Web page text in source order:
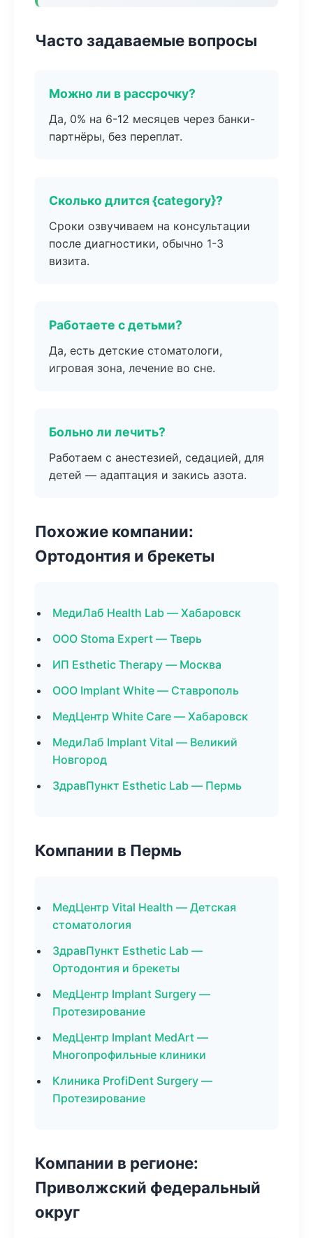
Часто задаваемые вопросы
Можно ли в рассрочку?
Да, 0% на 6-12 месяцев через банки-
партнёры, без переплат.
Сколько длится {category}?
Сроки озвучиваем на консультации
после диагностики, обычно 1-3
визита.
Работаете с детьми?
Да, есть детские стоматологи,
игровая зона, лечение во сне.
Больно ли лечить?
Работаем с анестезией, седацией, для
детей — адаптация и закись азота.
Похожие компании:
Ортодонтия и брекеты
МедиЛаб Health Lab — Хабаровск
ООО Stoma Expert — Тверь
ИП Esthetic Therapy — Москва
ООО Implant White — Ставрополь
МедЦентр White Care — Хабаровск
МедиЛаб Implant Vital — Великий
Новгород
ЗдравПункт Esthetic Lab — Пермь
Компании в Пермь
МедЦентр Vital Health — Детская
стоматология
ЗдравПункт Esthetic Lab —
Ортодонтия и брекеты
МедЦентр Implant Surgery —
Протезирование
МедЦентр Implant MedArt —
Многопрофильные клиники
Клиника ProfiDent Surgery —
Протезирование
Компании в регионе:
Приволжский федеральный
округ